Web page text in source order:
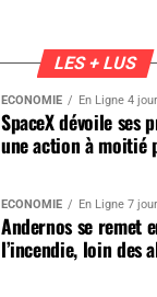
LES + LUS
ÉCONOMIE En Ligne 4
SpaceX dévoile ses
une action à moitié
ÉCONOMIE En Ligne 7
Andernos se remet
l’incendie, loin des